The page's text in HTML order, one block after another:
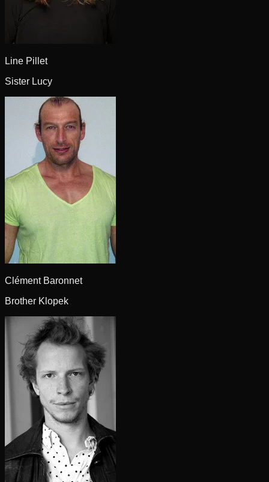
Line Pillet
Sister Lucy
Clément Baronnet
Brother Klopek